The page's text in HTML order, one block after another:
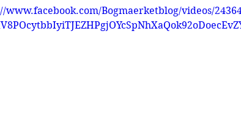
www.facebook.com/Bogmaerketblog/videos/